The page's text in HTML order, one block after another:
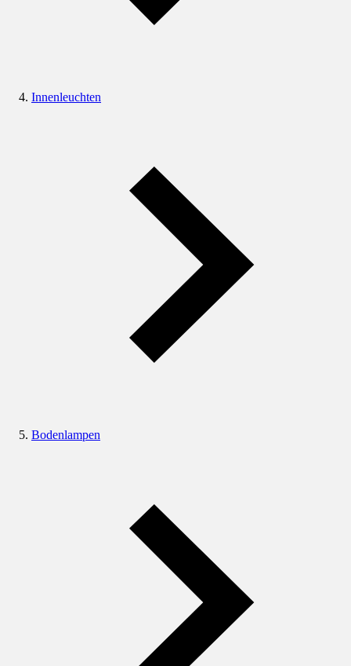
Innenleuchten
Bodenlampen